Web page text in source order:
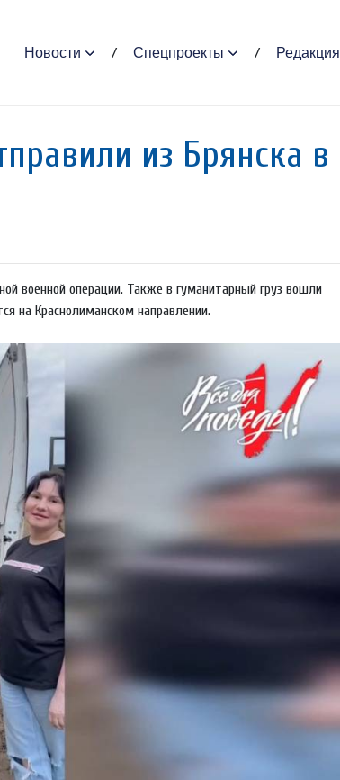
Новости Спецпроекты Редакция
из Брянска в
военной операции. Также в гуманитарный груз вошли
на Краснолиманском направлении.